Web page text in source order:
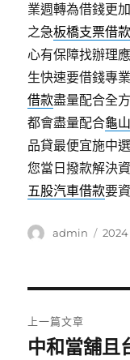
業週轉為借錢更
之急板橋支票借
心有保障找辦理
生快速要借錢專
借款盡量配合全
都會盡量配合龜
品貸最便宜施中
您當日撥款解決
五股汽車借款要
作
admin
發
2024
章
上一篇文章
上
中和當舖且